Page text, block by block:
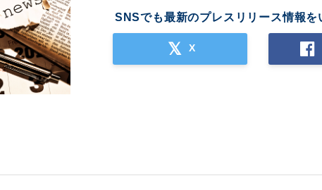
SNSでも最新のプレスリリース情報を
X